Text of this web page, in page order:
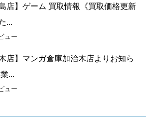
島店】ゲーム 買取情報《買取価格更新
...
ュー
木店】マンガ倉庫加治木店よりお知ら
...
ュー